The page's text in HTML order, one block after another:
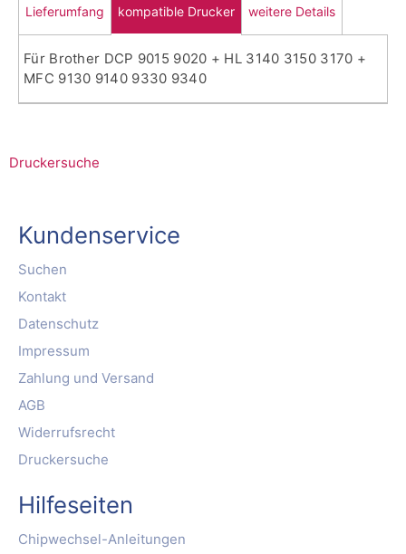
Lieferumfang kompatible Drucker weitere Details
Für Brother DCP 9015 9020 + HL 3140 3150 3170 +
MFC 9130 9140 9330 9340
Druckersuche
Kundenservice
Suchen
Kontakt
Datenschutz
Impressum
Zahlung und Versand
AGB
Widerrufsrecht
Druckersuche
Hilfeseiten
Chipwechsel-Anleitungen